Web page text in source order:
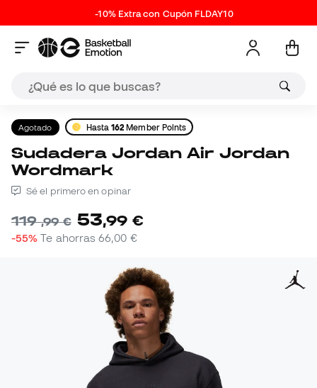
-10% Extra con Cupón FLDAY10
Agotado Hasta162 Member Points
Sudadera Jordan Air Jordan
Wordmark
Sé el primero en opinar
119,99 € 53,99 €
-55% Te ahorras66,00 €